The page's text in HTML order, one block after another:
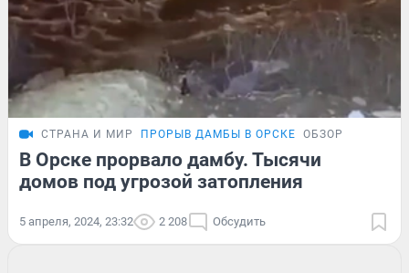
СТРАНА И МИР ПРОРЫВ ДАМБЫ В ОРСКЕ ОБЗОР
В Орске прорвало дамбу. Тысячи
домов под угрозой затопления
5 апреля, 2024, 23:32 2 208 Обсудить